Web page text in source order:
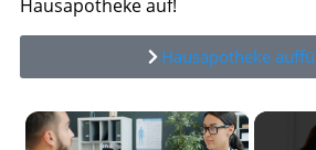
Hausapotheke auf!
Hausapotheke
×